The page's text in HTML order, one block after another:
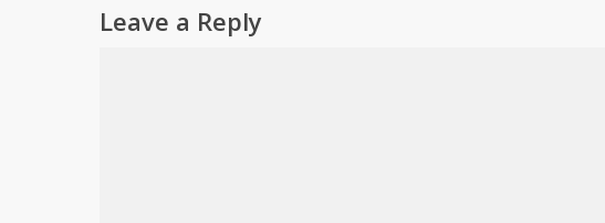
Leave a Reply